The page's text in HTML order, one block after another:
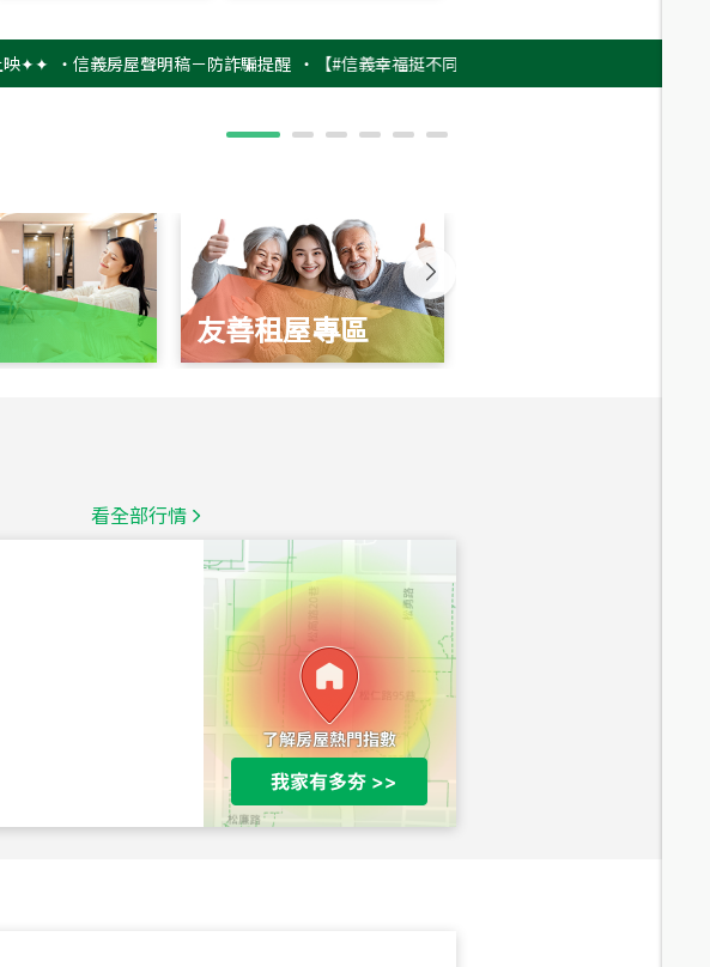
信義房屋聲明稿－防詐騙提醒 ‧【#信義幸福挺不同】用實力，讓升職免抽號碼牌！最新雇
友善租屋專區
看全部行情
台北市中山區長春路
1,020萬
總價
490萬
新竹市新竹市慈祥路
總價
1,808萬